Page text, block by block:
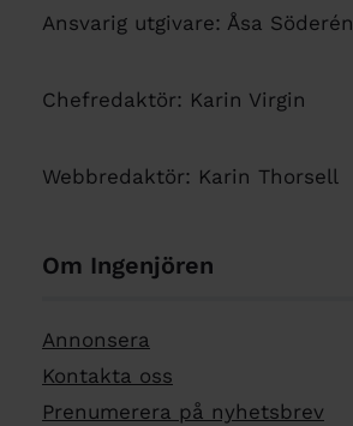
Ansvarig utgivare: Åsa Söderén
Chefredaktör: Karin Virgin
Webbredaktör: Karin Thorsell
Om Ingenjören
Annonsera
Kontakta oss
Prenumerera på nyhetsbrev